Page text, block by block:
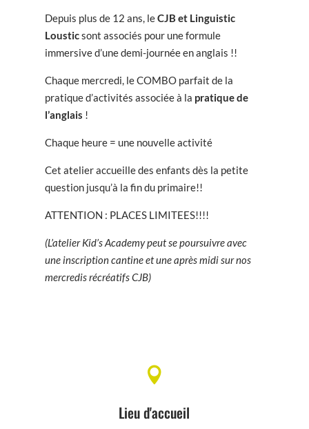
Depuis plus de 12 ans, leCJB et Linguistic
Lousticsont associés pour une formule
immersive d’une demi-journée en anglais !!
Chaque mercredi, le COMBO parfait de la
pratique d’activités associée à la pratique de
l’anglais !
Chaque heure = une nouvelle activité
Cet atelier accueille des enfants dès la petite
question jusqu’à la fin du primaire!!
ATTENTION : PLACES LIMITEES!!!!
(L’atelier Kid’s Academy peut se poursuivre avec
une inscription cantine et une après midi sur nos
mercredis récréatifs CJB)

Lieu d'accueil